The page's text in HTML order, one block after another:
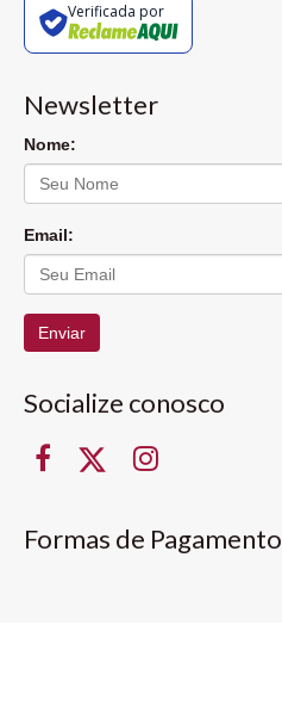
Verificada por
Newsletter
Nome:
Email:
Enviar
Socialize conosco
Formas de Pagamento